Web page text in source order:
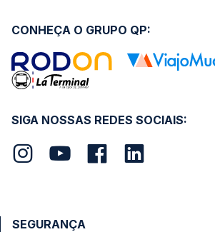
SIGA NOSSAS REDES SOCIAIS:
CONHEÇA O GRUPO QP:
SEGURANÇA